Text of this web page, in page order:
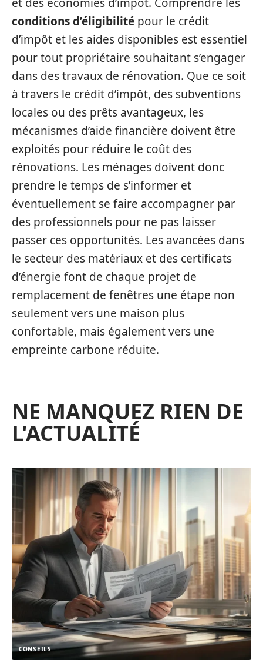
conditions d’éligibilité pour le crédit
d’impôt et les aides disponibles est essentiel
pour tout propriétaire souhaitant s’engager
dans des travaux de rénovation. Que ce soit
à travers le crédit d’impôt, des subventions
locales ou des prêts avantageux, les
mécanismes d’aide financière doivent être
exploités pour réduire le coût des
rénovations. Les ménages doivent donc
prendre le temps de s’informer et
éventuellement se faire accompagner par
des professionnels pour ne pas laisser
passer ces opportunités. Les avancées dans
le secteur des matériaux et des certificats
d’énergie font de chaque projet de
remplacement de fenêtres une étape non
seulement vers une maison plus
confortable, mais également vers une
empreinte carbone réduite.
NE MANQUEZ RIEN DE
L'ACTUALITÉ
CONSEILS